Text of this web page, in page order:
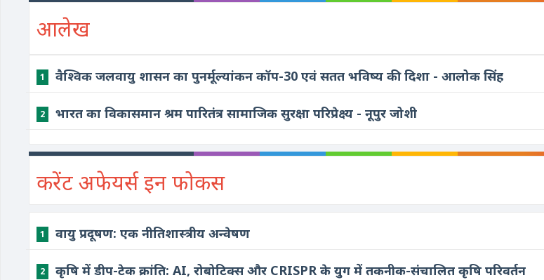
आलेख
1 वैश्विक जलवायु शासन का पुनर्मूल्यांकन कॉप-30 एवं सतत भविष्य की दिशा - आलोक सिंह
2 भारत का विकासमान श्रम पारितंत्र सामाजिक सुरक्षा परिप्रेक्ष्य - नूपुर जोशी
करेंट अफेयर्स इन फोकस
1 वायु प्रदूषण: एक नीतिशास्त्रीय अन्वेषण
2 कृषि में डीप-टेक क्रांति: AI, रोबोटिक्स और CRISPR के युग में तकनीक-संचालित कृषि परिवर्तन